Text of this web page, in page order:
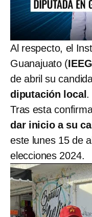
Al respecto, el
Guanajuato (IEEG
de abril su
diputación local .
Tras esta
dar inicio a su
este lunes 15 de
elecciones 2024.